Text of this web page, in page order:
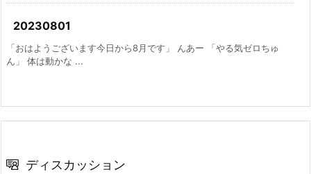
20230801
「おはようございます今日から8月です」 んあー 「やる気ゼロちゅ
ん」 体は動かな ...
ディスカッション